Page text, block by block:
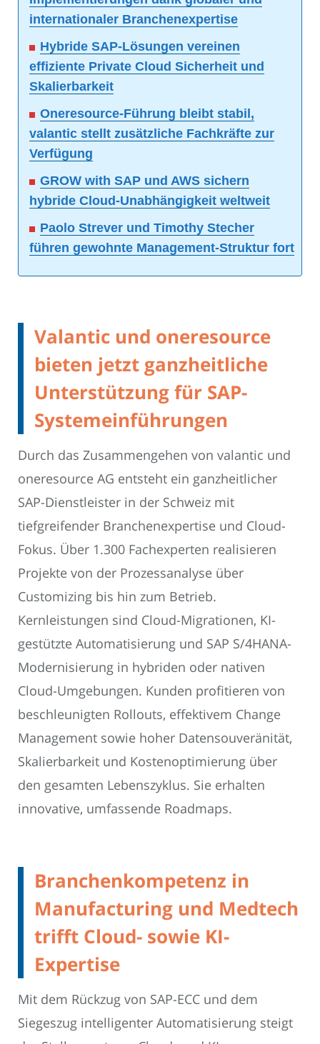
internationaler Branchenexpertise
Hybride SAP-Lösungen vereinen
effiziente Private Cloud Sicherheit und
Skalierbarkeit
Oneresource-Führung bleibt stabil,
valantic stellt zusätzliche Fachkräfte zur
Verfügung
GROW with SAP und AWS sichern
hybride Cloud-Unabhängigkeit weltweit
Paolo Strever und Timothy Stecher
führen gewohnte Management-Struktur fort
Valantic und oneresource
bieten jetzt ganzheitliche
Unterstützung für SAP-
Systemeinführungen
Durch das Zusammengehen von valantic und
oneresource AG entsteht ein ganzheitlicher
SAP-Dienstleister in der Schweiz mit
tiefgreifender Branchenexpertise und Cloud-
Fokus. Über 1.300 Fachexperten realisieren
Projekte von der Prozessanalyse über
Customizing bis hin zum Betrieb.
Kernleistungen sind Cloud-Migrationen, KI-
gestützte Automatisierung und SAP S/4HANA-
Modernisierung in hybriden oder nativen
Cloud-Umgebungen. Kunden profitieren von
beschleunigten Rollouts, effektivem Change
Management sowie hoher Datensouveränität,
Skalierbarkeit und Kostenoptimierung über
den gesamten Lebenszyklus. Sie erhalten
innovative, umfassende Roadmaps.
Branchenkompetenz in
Manufacturing und Medtech
trifft Cloud- sowie KI-
Expertise
Mit dem Rückzug von SAP-ECC und dem
Siegeszug intelligenter Automatisierung steigt